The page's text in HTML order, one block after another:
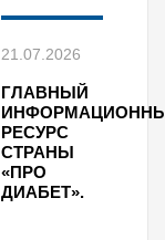
21.07.2026
ГЛАВНЫЙ
РЕСУРС
СТРАНЫ
«ПРО
ДИАБЕТ».